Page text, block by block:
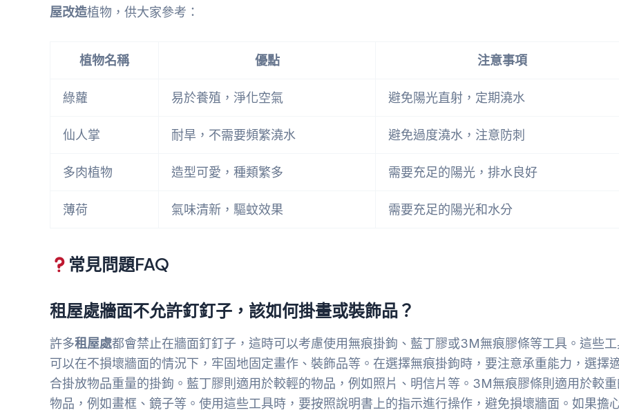
屋改造植物，供大家參考：
植物名稱 優點 注意事項
綠蘿 易於養殖，淨化空氣 避免陽光直射，定期澆水
仙人掌 耐旱，不需要頻繁澆水 避免過度澆水，注意防刺
多肉植物 造型可愛，種類繁多 需要充足的陽光，排水良好
薄荷 氣味清新，驅蚊效果 需要充足的陽光和水分
常見問題FAQ
租屋處牆面不允許釘釘子，該如何掛畫或裝飾品？
許多租屋處都會禁止在牆面釘釘子，這時可以考慮使用無痕掛鉤、藍丁膠或3M無痕膠條等工具。這些工
可以在不損壞牆面的情況下，牢固地固定畫作、裝飾品等。在選擇無痕掛鉤時，要注意承重能力，選擇
合掛放物品重量的掛鉤。藍丁膠則適用於較輕的物品，例如照片、明信片等。3M無痕膠條則適用於較重
物品，例如畫框、鏡子等。使用這些工具時，要按照說明書上的指示進行操作，避免損壞牆面。如果擔